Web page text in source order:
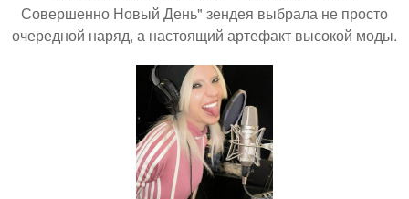
Совершенно Новый День" зендея выбрала не просто
очередной наряд, а настоящий артефакт высокой моды.